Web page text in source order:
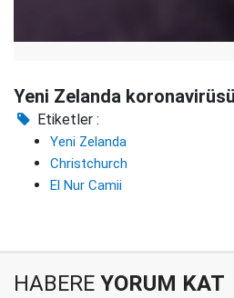
Yeni Zelanda koronavirüsü
Etiketler :
Yeni Zelanda
Christchurch
El Nur Camii
HABERE YORUM KAT